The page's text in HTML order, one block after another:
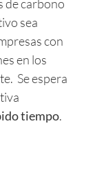
de carbono
sea
con
en los
Se espera
tiempo.